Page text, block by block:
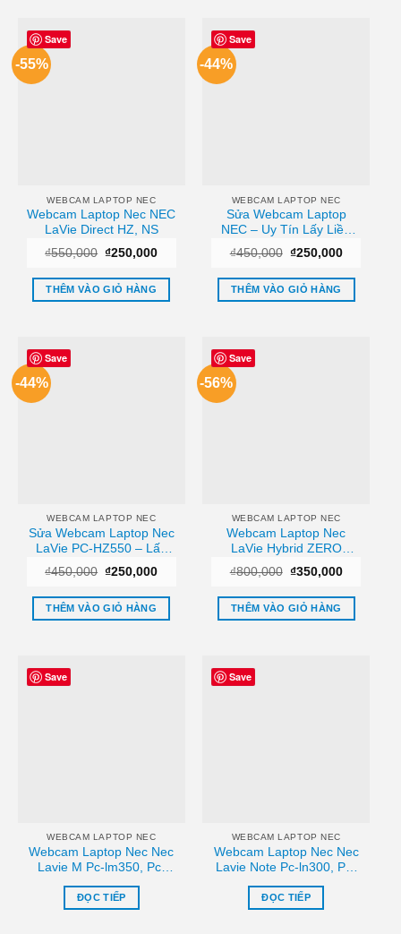
Save
-55%
WEBCAM LAPTOP NEC
Webcam Laptop Nec NEC
LaVie Direct HZ, NS
₫550,000 Giá
là:
₫550,000.
₫250,000Giá
tại
₫250,000.
THÊM VÀO GIỎ HÀNG
Save
-44%
WEBCAM LAPTOP NEC
Sửa Webcam Laptop
NEC – Uy Tín Lấy Liền
₫450,000 Giá
là:
₫450,000.
₫250,000Giá
tại
₫250,000.
THÊM VÀO GIỎ HÀNG
Save
-44%
WEBCAM LAPTOP NEC
Sửa Webcam Laptop Nec
LaVie PC-HZ550 – Lấy
₫450,000 Giá
là:
₫450,000.
₫250,000Giá
tại
₫250,000.
THÊM VÀO GIỎ HÀNG
Save
-56%
WEBCAM LAPTOP NEC
Webcam Laptop Nec
LaVie Hybrid ZERO
sửa lấy liền TPHCM
₫800,000 Giá
là:
₫800,000.
₫350,000Giá
tại
₫350,000.
THÊM VÀO GIỎ HÀNG
Save
WEBCAM LAPTOP NEC
Webcam Laptop Nec Nec
Lavie M Pc-lm350, Pc-
Sửa Chữa Lấy Ngay
Tphcm
ĐỌC TIẾP
Save
WEBCAM LAPTOP NEC
Webcam Laptop Nec Nec
Lavie Note Pc-ln300, Pc-
Thay Thế Lấy Liền
ĐỌC TIẾP